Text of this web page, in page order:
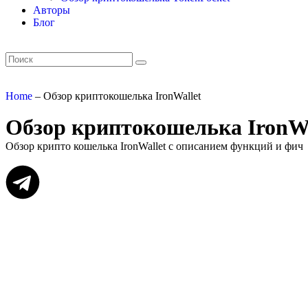
Авторы
Блог
Home – Обзор криптокошелька IronWallet
Обзор криптокошелька
Обзор крипто кошелька IronWallet с описанием функций и фич